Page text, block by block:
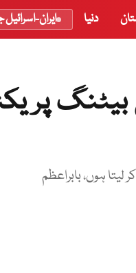
دنیا ایران-
ہوں، بابراعظم